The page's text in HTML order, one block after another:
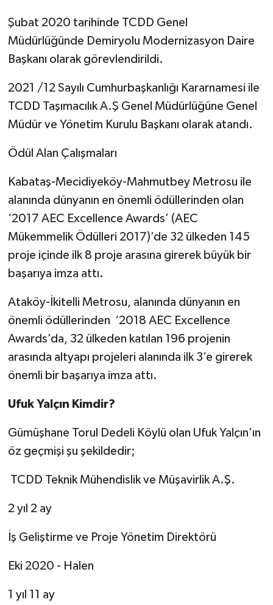
Şubat 2020 tarihinde TCDD Genel
Müdürlüğünde Demiryolu Modernizasyon Daire
Başkanı olarak görevlendirildi.
2021 /12 Sayılı Cumhurbaşkanlığı Kararnamesi ile
TCDD Taşımacılık A.Ş Genel Müdürlüğüne Genel
Müdür ve Yönetim Kurulu Başkanı olarak atandı.
Ödül Alan Çalışmaları
Kabataş-Mecidiyeköy-Mahmutbey Metrosu ile
alanında dünyanın en önemli ödüllerinden olan
‘2017 AEC Excellence Awards’ (AEC
Mükemmelik Ödülleri 2017)’de 32 ülkeden 145
proje içinde ilk 8 proje arasına girerek büyük bir
başarıya imza attı.
Ataköy-İkitelli Metrosu, alanında dünyanın en
önemli ödüllerinden ‘2018 AEC Excellence
Awards’da, 32 ülkeden katılan 196 projenin
arasında altyapı projeleri alanında ilk 3’e girerek
önemli bir başarıya imza attı.
Ufuk Yalçın Kimdir?
Gümüşhane Torul Dedeli Köylü olan Ufuk Yalçın’ın
öz geçmişi şu şekildedir;
TCDD Teknik Mühendislik ve Müşavirlik A.Ş.
2 yıl 2 ay
İş Geliştirme ve Proje Yönetim Direktörü
Eki 2020 - Halen
1 yıl 11 ay